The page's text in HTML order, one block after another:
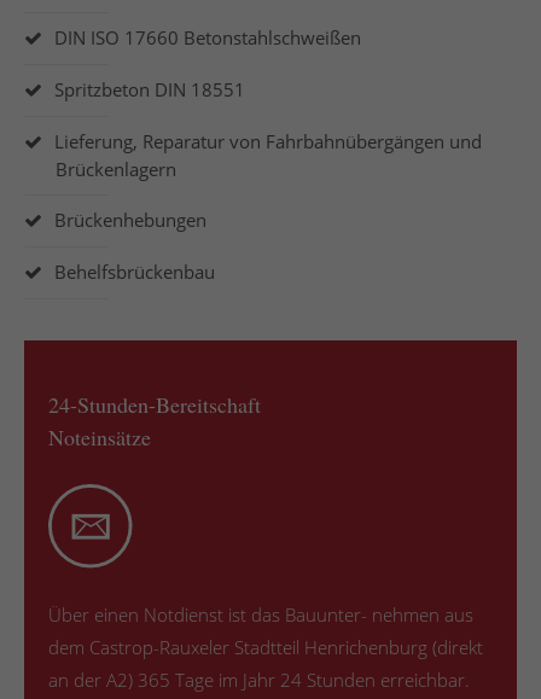
DIN ISO 17660 Betonstahlschweißen
Spritzbeton DIN 18551
Lieferung, Reparatur von Fahrbahnübergängen und
Brückenlagern
Brückenhebungen
Behelfsbrückenbau
24-Stunden-Bereitschaft
Noteinsätze
Über einen Notdienst ist das Bauunter- nehmen aus
dem Castrop-Rauxeler Stadtteil Henrichenburg (direkt
an der A2) 365 Tage im Jahr 24 Stunden erreichbar.